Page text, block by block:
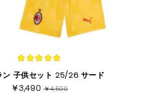
子供セット 25/26 サード
￥3,490￥4,500